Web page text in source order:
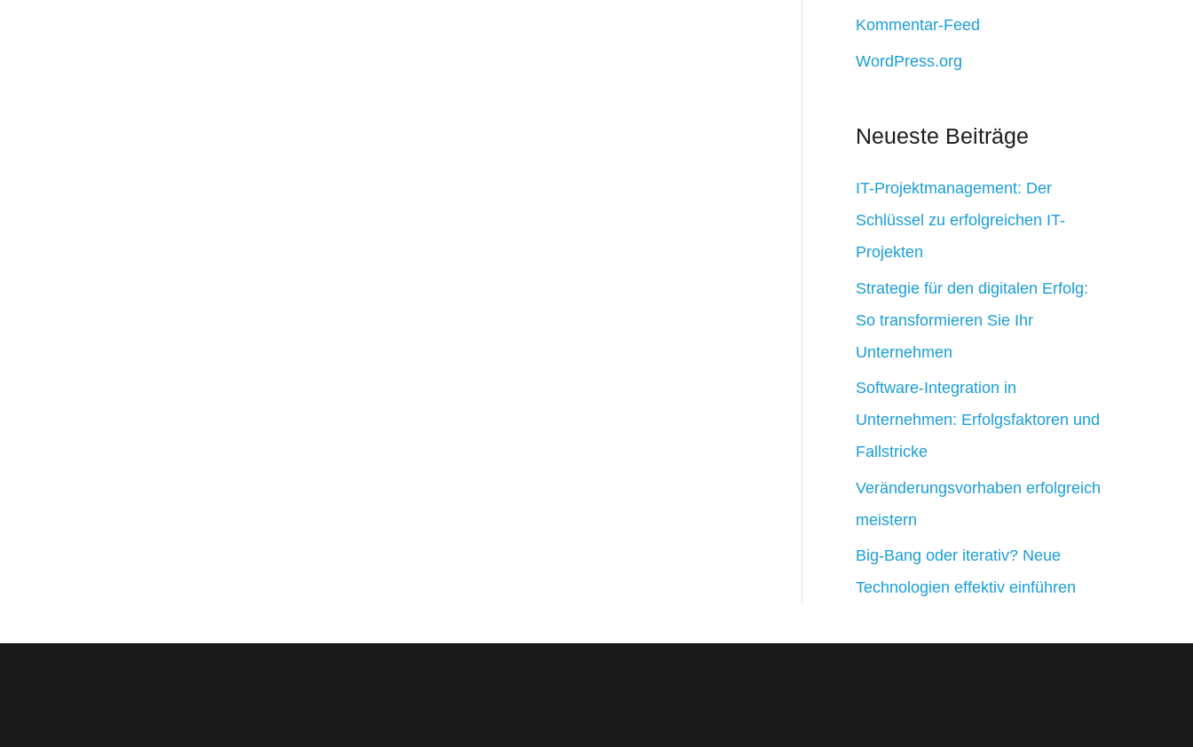
Kommentar-Feed
WordPress.org
Neueste Beiträge
IT-Projektmanagement: Der
Schlüssel zu erfolgreichen IT-
Projekten
Strategie für den digitalen Erfolg:
So transformieren Sie Ihr
Unternehmen
Software-Integration in
Unternehmen: Erfolgsfaktoren und
Fallstricke
Veränderungsvorhaben erfolgreich
meistern
Big-Bang oder iterativ? Neue
Technologien effektiv einführen